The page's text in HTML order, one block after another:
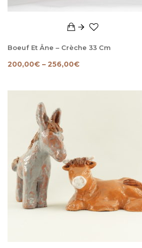
Boeuf Et Âne – Crèche 33 Cm
200,00€ – 256,00€